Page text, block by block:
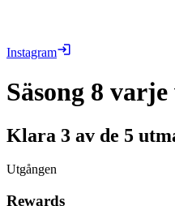
Instagram
Säsong 8
Klara 3 av de 5
Utgången
Rewards